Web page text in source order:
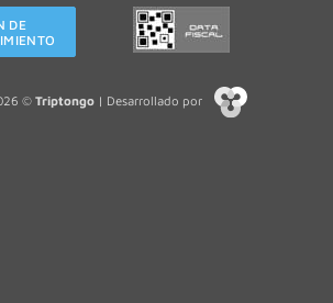
DE
© Triptongo| Desarrollado por